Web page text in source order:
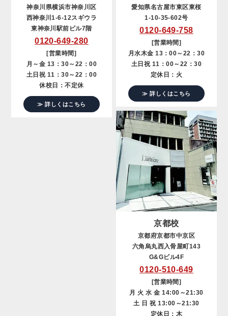
神奈川県横浜市神奈川区
西神奈川1-6-12スギウラ
東神奈川駅前ビル7階
0120-649-280
[営業時間]
月～金 13：30～22：00
土日祝 11：30～22：00
休校日：不定休
≫ 詳しくはこちら
愛知県名古屋市東区東桜
1-10-35-602号
0120-649-758
[営業時間]
月水木金 13：00～22：30
土日祝 11：00～22：30
定休日：火
≫ 詳しくはこちら
京都校
京都府京都市中京区
六角烏丸西入骨屋町143
G&Gビル4F
0120-510-649
[営業時間]
月 火 水 金 14:00～21:30
土 日 祝 13:00～21:30
定休日：木